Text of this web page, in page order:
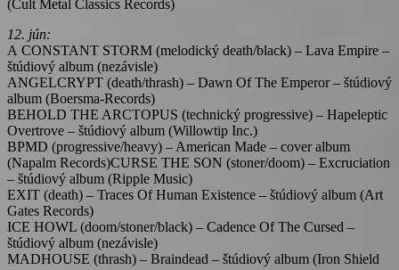
(Cult Metal Classics Records)
12. jún:
A CONSTANT STORM (melodický death/black) – Lava Empire –
štúdiový album (nezávisle)
ANGELCRYPT (death/thrash) – Dawn Of The Emperor – štúdiový
album (Boersma-Records)
BEHOLD THE ARCTOPUS (technický progressive) – Hapeleptic
Overtrove – štúdiový album (Willowtip Inc.)
BPMD (progressive/heavy) – American Made – cover album
(Napalm Records)CURSE THE SON (stoner/doom) – Excruciation
– štúdiový album (Ripple Music)
EXIT (death) – Traces Of Human Existence – štúdiový album (Art
Gates Records)
ICE HOWL (doom/stoner/black) – Cadence Of The Cursed –
štúdiový album (nezávisle)
MADHOUSE (thrash) – Braindead – štúdiový album (Iron Shield